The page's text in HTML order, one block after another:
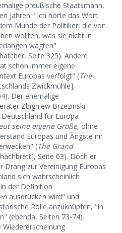
preußische Staatsmann,
Jahren: "Ich hörte das Wort
Munde der Politiker, die von
wollten, was sie nicht in
wagten"
Seite 325). Andere
schon immer eigene
Europas verfolgt" (The
Zwickmühle],
Der ehemalige
Zbigniew Brzezinski
für Europa
seine eigene Größe, ohne
Europas und Ängste im
(The Grand
Seite 63). Doch er
Drang zur Vereinigung Europas
sich wahrscheinlich
der Definition
ausdrücken wird" und
Rolle anzuknüpfen, "in
(ebenda, Seiten 73-74).